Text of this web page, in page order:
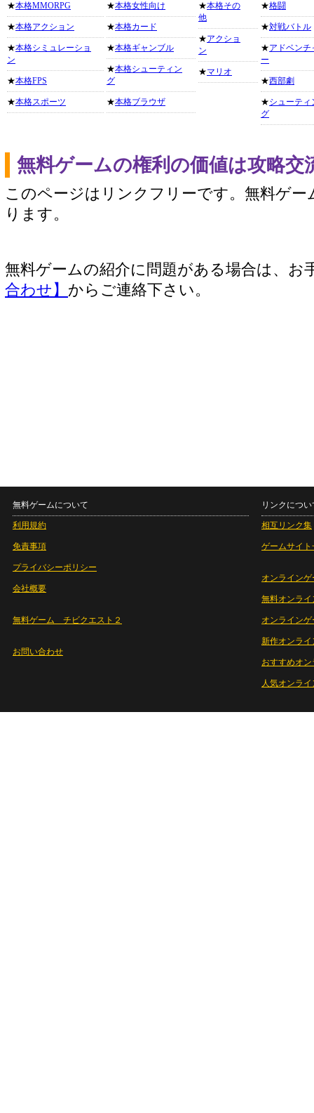
★本格MMORPG
★本格アクション
★本格シミュレーショ
ン
★本格FPS
★本格スポーツ
★本格女性向け
★本格カード
★本格ギャンブル
★本格シューティン
グ
★本格ブラウザ
★本格その
他
★アクショ
ン
★マリオ
★格闘
★対戦バトル
★アドベンチ
ー
★西部劇
★シューティ
グ
無料ゲームの権利の価値は攻略交
このページはリンクフリーです。無料ゲー
ります。
無料ゲームの紹介に問題がある場合は、お
合わせ】 からご連絡下さい。
無料ゲームについて
利用規約
免責事項
プライバシーポリシー
会社概要
無料ゲーム チビクエスト２
お問い合わせ
リンクについ
相互リンク集
ゲームサイト
オンラインゲ
無料オンライ
オンライン
新作オンライ
おすすめオ
人気オンラ